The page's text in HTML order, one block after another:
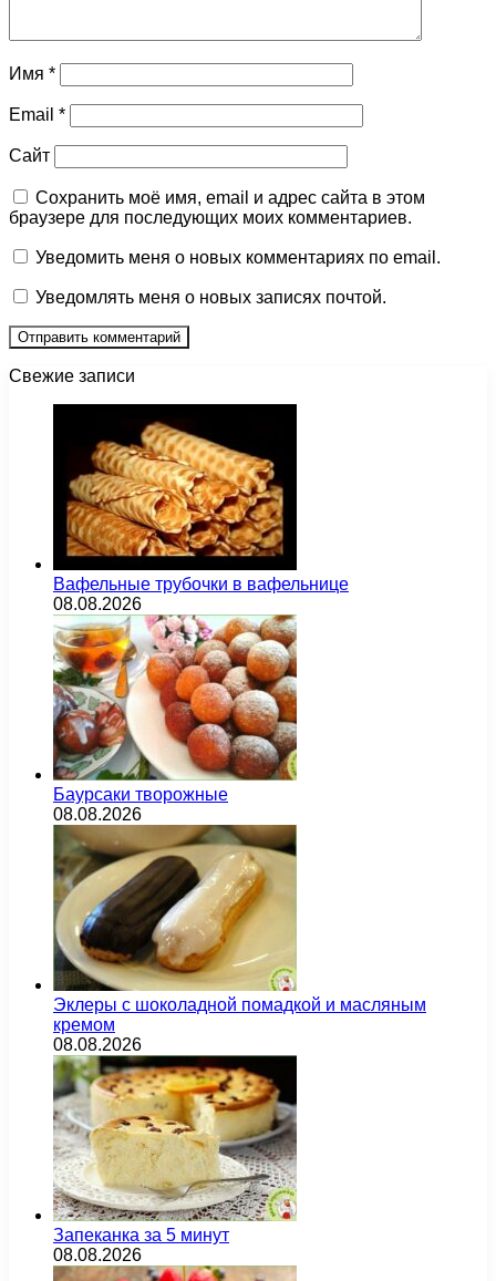
Имя *
Email *
Сайт
Сохранить моё имя, email и адрес сайта в этом
браузере для последующих моих комментариев.
Уведомить меня о новых комментариях по email.
Уведомлять меня о новых записях почтой.
Свежие записи
Вафельные трубочки в вафельнице
08.08.2026
Баурсаки творожные
08.08.2026
Эклеры с шоколадной помадкой и масляным
кремом
08.08.2026
Запеканка за 5 минут
08.08.2026